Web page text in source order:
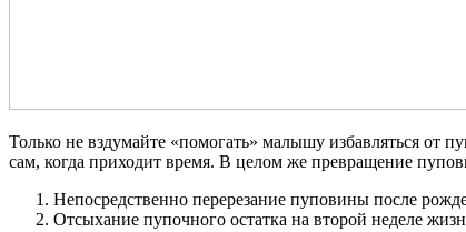
Только не вздумайте «помогать» малышу избавляться от
сам, когда приходит время. В целом же превращение
Непосредственно перерезание пуповины после
Отсыхание пупочного остатка на второй неделе